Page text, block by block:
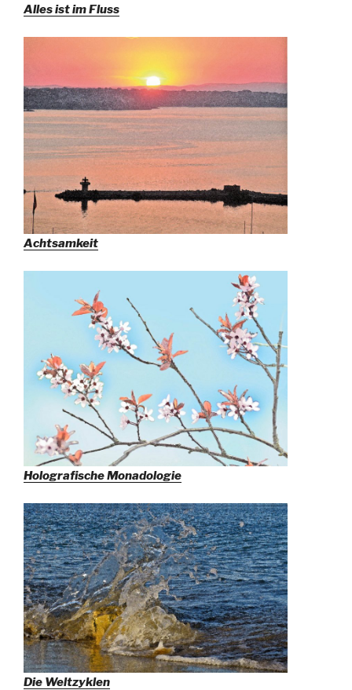
Alles ist im Fluss
Achtsamkeit
Holografische Monadologie
Die Weltzyklen